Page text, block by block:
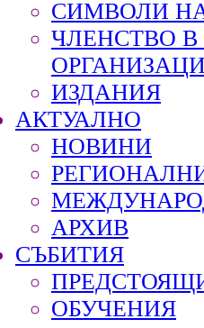
СИМВОЛИ
ЧЛЕНСТВО
ИЗДАНИЯ
АКТУАЛНО
НОВИНИ
АРХИВ
СЪБИТИЯ
ОБУЧЕНИЯ